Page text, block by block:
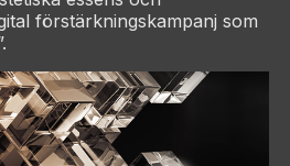
förstärkningskampanj som